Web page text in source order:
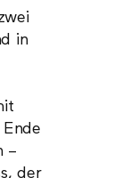
in
–
der